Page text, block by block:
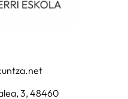
3, 48460